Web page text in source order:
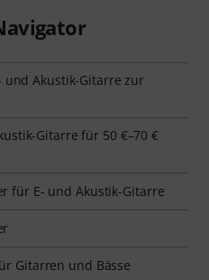
und Akustik-Gitarre zur
Gitarre für 50 €–70 €
für E- und Akustik-Gitarre
Gitarren und Bässe